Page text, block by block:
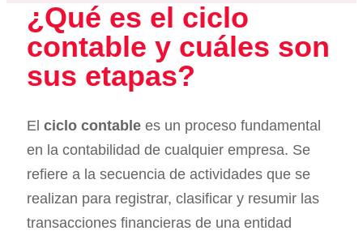
¿Qué es el ciclo
contable y cuáles son
sus etapas?
El ciclo contable es un proceso fundamental
en la contabilidad de cualquier empresa. Se
refiere a la secuencia de actividades que se
realizan para registrar, clasificar y resumir las
transacciones financieras de una entidad